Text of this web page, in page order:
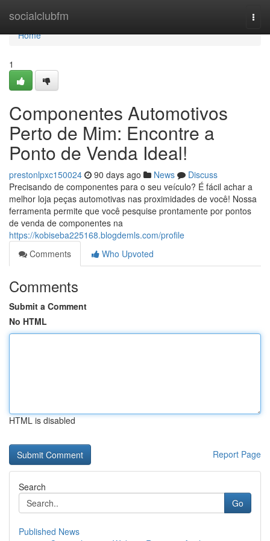
socialclubfm
Home
Home
1
Componentes Automotivos
Perto de Mim: Encontre a
Ponto de Venda Ideal!
prestonlpxc150024 90 days ago News
Discuss
Precisando de componentes para o seu veículo? É fácil achar a
melhor loja peças automotivas nas proximidades de você! Nossa
ferramenta permite que você pesquise prontamente por pontos
de venda de componentes na
https://kobiseba225168.blogdemls.com/profile
Comments
Who Upvoted
Comments
Submit a Comment
No HTML
HTML is disabled
Report Page
Search
Go
Published News